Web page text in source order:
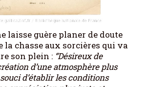
laisse guère planer de doute
la chasse aux sorcières qui va
son plein : “Désireux de
d’une atmosphère plus
d’établir les conditions